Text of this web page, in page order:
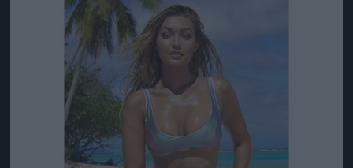
Jön még kép!